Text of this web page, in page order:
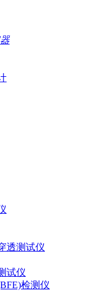
透测试仪
试仪
检测仪